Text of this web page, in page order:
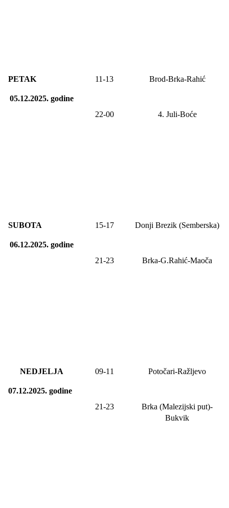
PETAK
05.12.2025. godine
11-13 Brod-Brka-Rahić
22-00 4. Juli-Boće
SUBOTA
06.12.2025. godine
15-17 Donji Brezik (Semberska)
21-23 Brka-G.Rahić-Maoča
NEDJELJA
07.12.2025. godine
09-1 1 Potočari-Ražljevo
21-23
Brka (Malezijski put)-
Bukvik